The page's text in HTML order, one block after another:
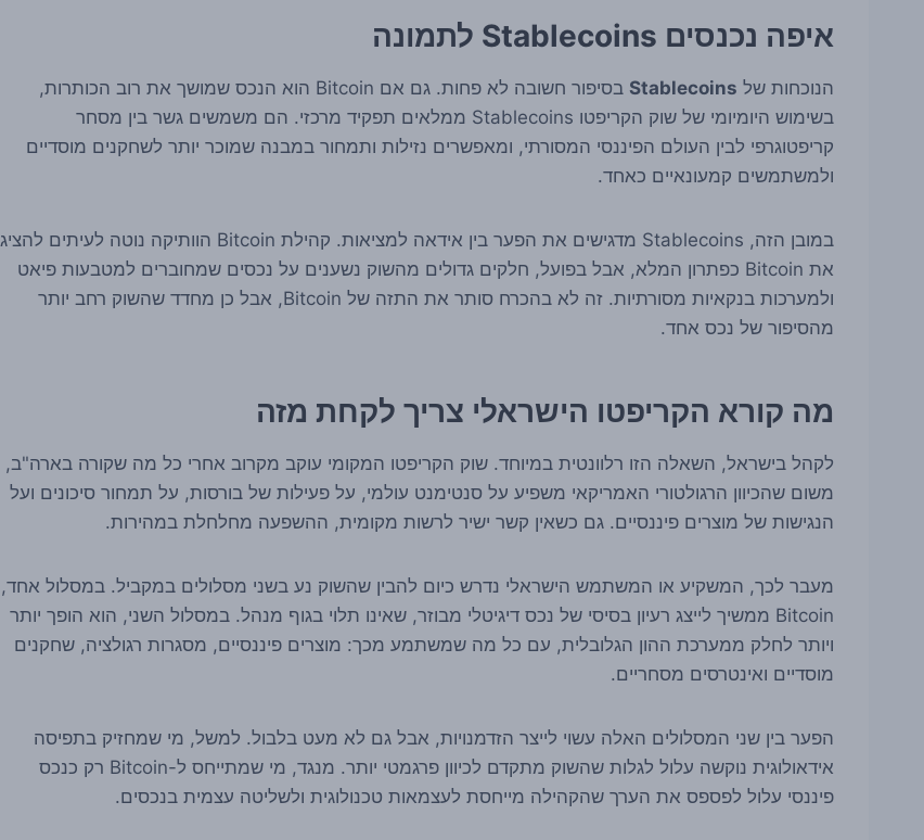
איפה נכנסים Stablecoins לתמונה
הנוכחות של Stablecoins
בסיפור חשובה לא פחות. גם אם Bitcoin הוא הנכס שמושך את רוב הכותרות,
בשימוש היומיומי של שוק הקריפטו Stablecoins ממלאים תפקיד מרכזי. הם משמשים גשר בין מסחר
קריפטוגרפי לבין העולם הפיננסי המסורתי, ומאפשרים נזילות ותמחור במבנה שמוכר יותר לשחקנים מוסדיים
ולמשתמשים קמעונאיים כאחד.
במובן הזה, Stablecoins מדגישים את הפער בין אידאה למציאות. קהילת Bitcoin הוותיקה נוטה לעיתים להציג
את Bitcoin כפתרון המלא, אבל בפועל, חלקים גדולים מהשוק נשענים על נכסים שמחוברים למטבעות פיאט
ולמערכות בנקאיות מסורתיות. זה לא בהכרח סותר את התזה של Bitcoin, אבל כן מחדד שהשוק רחב יותר
מהסיפור של נכס אחד.
מה קורא הקריפטו הישראלי צריך לקחת מזה
לקהל בישראל, השאלה הזו רלוונטית במיוחד. שוק הקריפטו המקומי עוקב מקרוב אחרי כל מה שקורה בארה"ב,
משום שהכיוון הרגולטורי האמריקאי משפיע על סנטימנט עולמי, על פעילות של בורסות, על תמחור סיכונים ועל
הנגישות של מוצרים פיננסיים. גם כשאין קשר ישיר לרשות מקומית, ההשפעה מחלחלת במהירות.
מעבר לכך, המשקיע או המשתמש הישראלי נדרש כיום להבין שהשוק נע בשני מסלולים במקביל. במסלול אחד,
Bitcoin ממשיך לייצג רעיון בסיסי של נכס דיגיטלי מבוזר, שאינו תלוי בגוף מנהל. במסלול השני, הוא הופך יותר
ויותר לחלק ממערכת ההון הגלובלית, עם כל מה שמשתמע מכך: מוצרים פיננסיים, מסגרות רגולציה, שחקנים
מוסדיים ואינטרסים מסחריים.
הפער בין שני המסלולים האלה עשוי לייצר הזדמנויות, אבל גם לא מעט בלבול. למשל, מי שמחזיק בתפיסה
אידאולוגית נוקשה עלול לגלות שהשוק מתקדם לכיוון פרגמטי יותר. מנגד, מי שמתייחס ל-Bitcoin רק כנכס
פיננסי עלול לפספס את הערך שהקהילה מייחסת לעצמאות טכנולוגית ולשליטה עצמית בנכסים.